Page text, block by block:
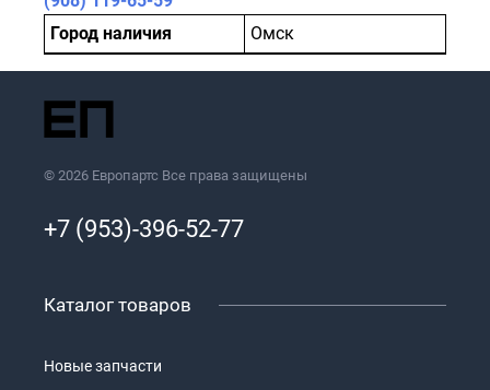
Город наличия
Омск
© 2026 Европартс Все права защищены
+7 (953)-396-52-77
Каталог товаров
Новые запчасти